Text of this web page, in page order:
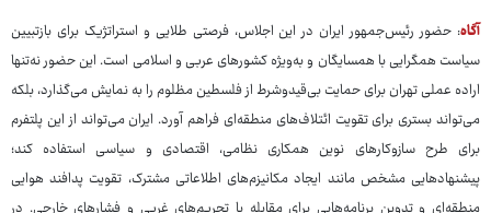
آگاه: حضور رئیس‌جمهور ایران در این اجلاس، فرصتی طلایی و استراتژیک برای بازتبیین
سیاست همگرایی با همسایگان و به‌ویژه کشورهای عربی و اسلامی است. این حضور نه‌تنها
اراده عملی تهران برای حمایت بی‌قیدوشرط از فلسطین مظلوم را به نمایش می‌گذارد، بلکه
می‌تواند بستری برای تقویت ائتلاف‌های منطقه‌ای فراهم آورد. ایران می‌تواند از این پلتفرم
برای طرح سازوکارهای نوین همکاری نظامی، اقتصادی و سیاسی استفاده کند؛
پیشنهادهایی مشخص مانند ایجاد مکانیزم‌های اطلاعاتی مشترک، تقویت پدافند هوایی